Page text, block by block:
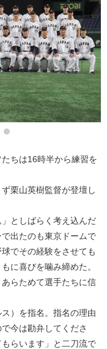
ちは16時半から練習を
栗山英樹監督が登壇し
としばらく考え込んだ
出たのも東京ドームで
でその経験をさせても
に喜びを噛み締めた。
らためて選手たちに信
）を指名。指名の理由
今は勘弁してくださ
らいます」と二刀流で